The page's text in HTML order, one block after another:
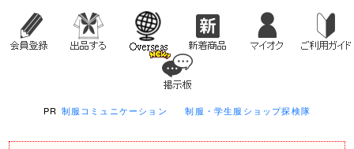
PR 制服コミュニケーション 制服・学生服ショップ探検隊